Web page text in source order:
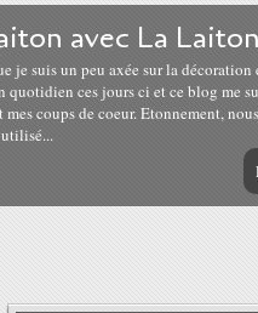
avec La
je suis un peu axée sur la décoration
quotidien ces jours ci et ce blog me
mes coups de coeur. Etonnement,